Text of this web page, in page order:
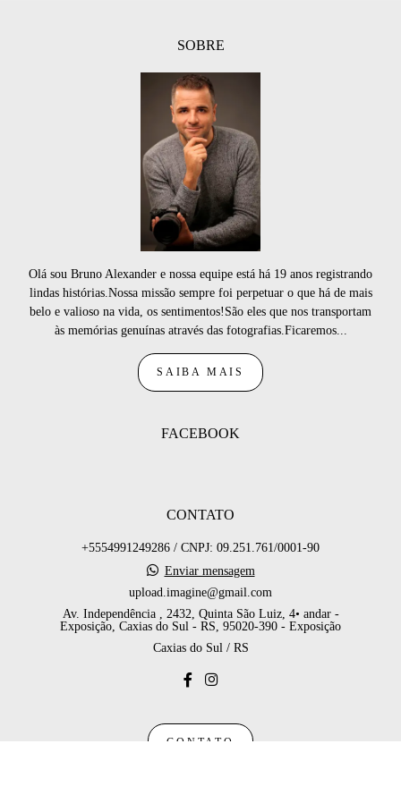
SOBRE
Olá sou Bruno Alexander e nossa equipe está há 19 anos registrando
lindas histórias.Nossa missão sempre foi perpetuar o que há de mais
belo e valioso na vida, os sentimentos!São eles que nos transportam
às memórias genuínas através das fotografias.Ficaremos...
SAIBA MAIS
FACEBOOK
CONTATO
+5554991249286 / CNPJ: 09.251.761/0001-90
Enviar mensagem
upload.imagine@gmail.com
Av. Independência , 2432, Quinta São Luiz, 4• andar -
Exposição, Caxias do Sul - RS, 95020-390 - Exposição
Caxias do Sul / RS
CONTATO